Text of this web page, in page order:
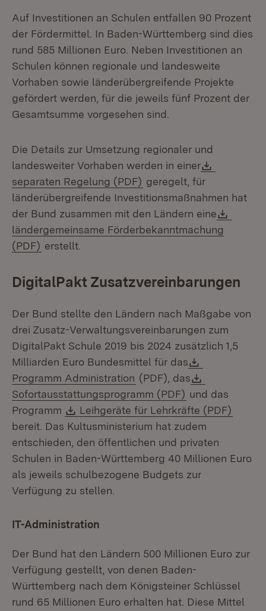
Auf Investitionen an Schulen entfallen 90 Prozent
der Fördermittel. In Baden-Württemberg sind dies
rund 585 Millionen Euro. Neben Investitionen an
Schulen können regionale und landesweite
Vorhaben sowie länderübergreifende Projekte
gefördert werden, für die jeweils fünf Prozent der
Gesamtsumme vorgesehen sind.
Die Details zur Umsetzung regionaler und
landesweiter Vorhaben werden in einer
separaten Regelung (PDF) (Öffnet in neuem Fenster)
geregelt, für
länderübergreifende Investitionsmaßnahmen hat
der Bund zusammen mit den Ländern eine
ländergemeinsame Förderbekanntmachung
(PDF) (Öffnet in neuem Fenster)
erstellt.
DigitalPakt Zusatzvereinbarungen
Der Bund stellte den Ländern nach Maßgabe von
drei Zusatz-Verwaltungsvereinbarungen zum
DigitalPakt Schule 2019 bis 2024 zusätzlich 1,5
Milliarden Euro Bundesmittel für das
Programm Administration (Öffnet in neuem Fenster)
(PDF), das
Sofortausstattungsprogramm (PDF) (Öffnet in
und das
Programm
Download:
Leihgeräte für Lehrkräfte (PDF)
bereit. Das Kultusministerium hat zudem
entschieden, den öffentlichen und privaten
Schulen in Baden-Württemberg 40 Millionen Euro
als jeweils schulbezogene Budgets zur
Verfügung zu stellen.
IT-Administration
Der Bund hat den Ländern 500 Millionen Euro zur
Verfügung gestellt, von denen Baden-
Württemberg nach dem Königsteiner Schlüssel
rund 65 Millionen Euro erhalten hat. Diese Mittel